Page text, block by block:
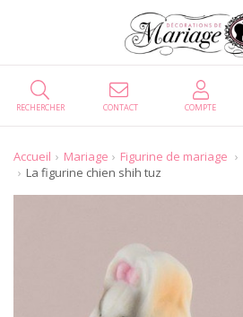
CONTACT
RECHERCHER COMPTE
Accueil Mariage Figurine de mariage
La figurine chien shih tuz